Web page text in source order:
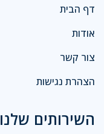
דף הבית
אודות
צור קשר
הצהרת נגישות
השירותים שלנו